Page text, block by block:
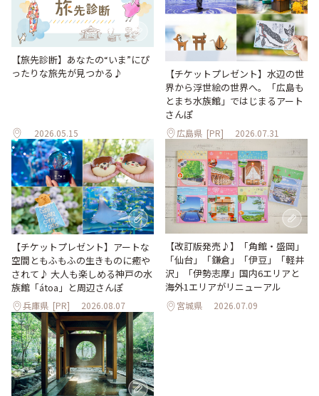
【旅先診断】あなたの“いま”にぴ
ったりな旅先が見つかる♪
2026.05.15
【チケットプレゼント】水辺の世
界から浮世絵の世界へ。「広島も
とまち水族館」ではじまるアート
さんぽ
広島県 [PR] 2026.07.31
【チケットプレゼント】アートな
空間ともふもふの生きものに癒や
されて♪ 大人も楽しめる神戸の水
族館「átoa」と周辺さんぽ
兵庫県 [PR] 2026.08.07
【改訂版発売♪】「角館・盛岡」
「仙台」「鎌倉」「伊豆」「軽井
沢」「伊勢志摩」国内6エリアと
海外1エリアがリニューアル
宮城県 2026.07.09